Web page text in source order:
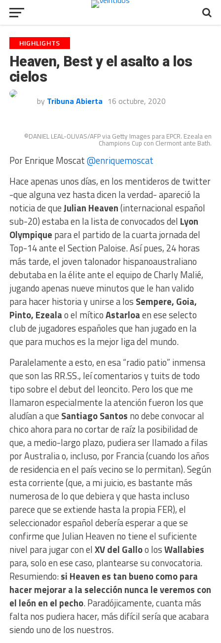
HIGHLIGHTS
Heaven, Best y el asalto a los
cielos
by Tribuna Abierta 16 octubre, 2020
©DANIEL LEAL-OLIVAS/AFP via Getty Images para EPCR. Ezeala en
Champions Cup con Clermont ante Bath.
Por Enrique Moscat@enriquemoscat
Hace apenas unos días, en los mentideros de twitter
-que alguna vez hasta dicen la verdad- apareció la
noticia de queJulian Heaven(internacional español
sub-20) estaba en la lista de convocados del Lyon
Olympique para el partido de la cuarta jornada del
Top-14 ante el Section Paloise. Así pues, 24 horas
más tarde, el joven talonador hispanoaustraliano
debutaba en la élite ante el equipo de Charly Malié,
jugando apenas nueve minutos que le han valido
para hacer historia y unirse a los Sempere, Goia,
Pinto, Ezealao el míticoAstarloaen ese selecto
club de jugadores españoles que han jugado en la
que para muchos es la mejor liga del mundo.
Paralelamente a esto, en esa “radio patio” inmensa
que son las RR.SS., leí comentarios y tuits de todo
tipo sobre el debut del leoncito. Pero los que me
llamaron especialmente la atención fueron los que
aludían a que Santiago Santos no debe convocar al
chico ahora para no cortar de raíz la posibilidad de
que, a medio-largo plazo, pudiera ser llamado a filas
por Australia o, incluso, por Francia (cuando los años
de residencia en el país vecino se lo permitan). Según
esta corriente (que, a mi juicio, es bastante más
numerosa de lo que debiera y que hasta incluso
parece que se extiende hasta la propia FER), el
seleccionador español debería esperar a que se
confirme que Julian Heaven no tiene el suficiente
nivel para jugar con elXV del Galloo losWallabies
para, solo en ese caso, plantearse su convocatoria.
Resumiendo:si Heaven es tan bueno como para
hacer mejorar a la selección nunca le veremos con
el león en el pecho. Paradójicamente, cuanta más
falta nos pudiera hacer, más difícil sería que acabara
siendo uno de los nuestros.